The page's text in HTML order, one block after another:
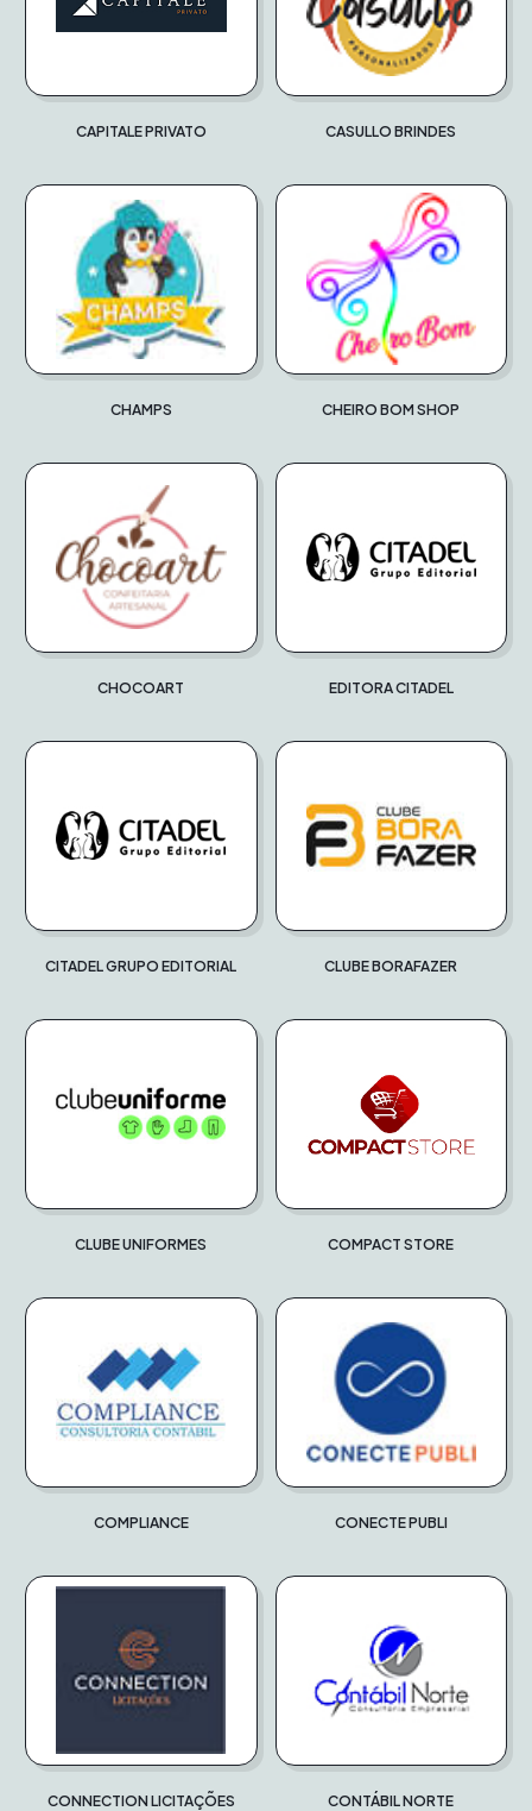
CAPITALE PRIVATO CASULLO BRINDES
CHAMPS CHEIRO BOM SHOP
CHOCOART EDITORA CITADEL
CITADEL GRUPO EDITORIAL CLUBE BORAFAZER
CLUBE UNIFORMES COMPACT STORE
COMPLIANCE CONECTE PUBLI
CONNECTION LICITAÇÕES CONTÁBIL NORTE